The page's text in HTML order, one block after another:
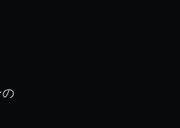
の